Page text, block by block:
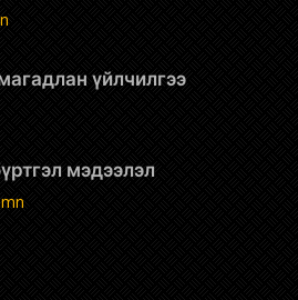
үйлчилгээ
мэдээлэл